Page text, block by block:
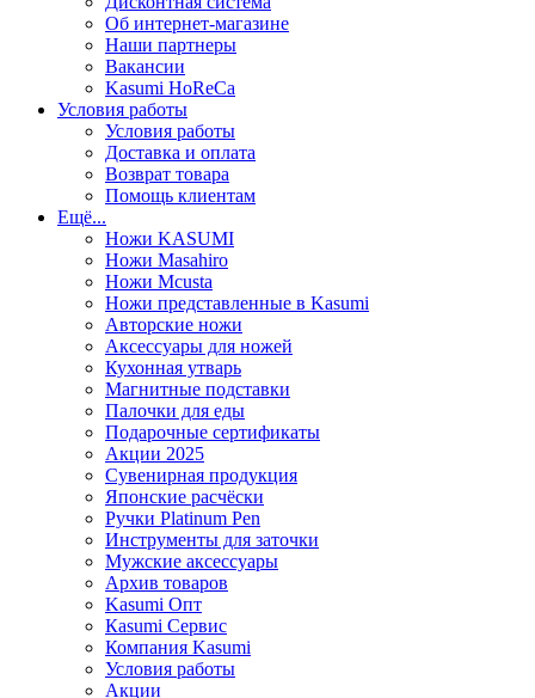
Об интернет-магазине
Наши партнеры
Вакансии
Kasumi HoReCa
Условия работы
Условия работы
Доставка и оплата
Возврат товара
Помощь клиентам
Ещё...
Ножи KASUMI
Ножи Masahiro
Ножи Mcusta
Ножи представленные в Kasumi
Авторские ножи
Аксессуары для ножей
Кухонная утварь
Магнитные подставки
Палочки для еды
Подарочные сертификаты
Акции 2025
Сувенирная продукция
Японские расчёски
Ручки Platinum Pen
Инструменты для заточки
Мужские аксессуары
Архив товаров
Kasumi Опт
Кasumi Сервис
Компания Kasumi
Условия работы
Акции